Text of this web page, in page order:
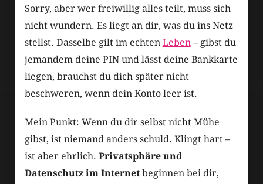
Sorry, aber wer freiwillig alles teilt, muss sich
nicht wundern. Es liegt an dir, was du ins Netz
stellst. Dasselbe gilt im echten Leben– gibst du
jemandem deine PIN und lässt deine Bankkarte
liegen, brauchst du dich später nicht
beschweren, wenn dein Konto leer ist.
Mein Punkt: Wenn du dir selbst nicht Mühe
gibst, ist niemand anders schuld. Klingt hart –
ist aber ehrlich. Privatsphäre und
Datenschutz im Internetbeginnen bei dir,